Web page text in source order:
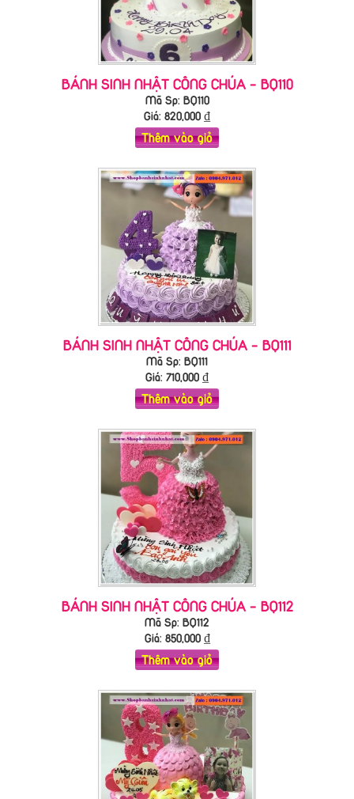
BÁNH SINH NHẬT CÔNG CHÚA - BQ110
Mã Sp: BQ110
Giá: 820,000₫
Thêm vào giỏ
BÁNH SINH NHẬT CÔNG CHÚA - BQ111
Mã Sp: BQ111
Giá: 710,000₫
Thêm vào giỏ
BÁNH SINH NHẬT CÔNG CHÚA - BQ112
Mã Sp: BQ112
Giá: 850,000₫
Thêm vào giỏ